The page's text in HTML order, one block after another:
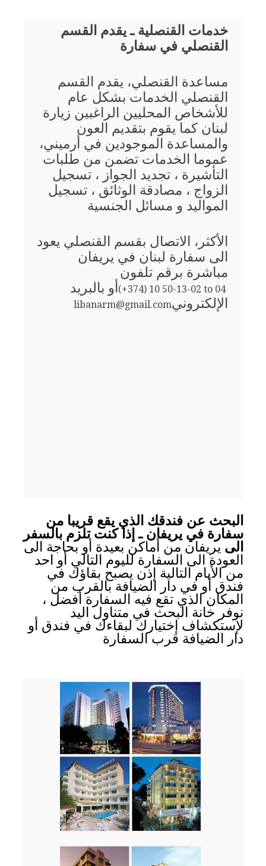
خدمات القنصلية ـ يقدم القسم
القنصلي في سفارة
مساعدة القنصلي، يقدم القسم
القنصلي الخدمات بشكل عام
للأشخاص المحليين الراغبين زيارة
لبنان كما يقوم بتقديم العون
والمساعدة الموجودين في أرميني،
عموما الخدمات تضمن من طلبات
التأشيرة ، تجديد الجواز ، تسجيل
الزواج ، مصادقة الوثائق ، تسجيل
المواليد و مسائل الجنسية
الأكثر، الاتصال بقسم القنصلي يعود
الى سفارة لبنان في يريفان
مباشرة برقم تلفون
(+374) 10 50-13-02 to 04أو بالبريد
الإلكترونيlibanarm@gmail.com
البحث عن فندقك الذي يقع قريبا من
سفارة في يريفان ـ إذا كنت تلزم بالسفر
الى يريفان من أماكن بعيدة أو بحاجة الى
العودة الى السفارة لليوم التالي أو احد
من الأيام التالية إذن يصبح بقاؤك في
فندق أو في دار الضيافة بالقرب من
المكان الذي تقع فيه السفارة أفضل ،
نوفر خانة البحث في متناول اليد
لإستكشاف إختيارك لبقاءك في فندق أو
دار الضيافة قرب السفارة